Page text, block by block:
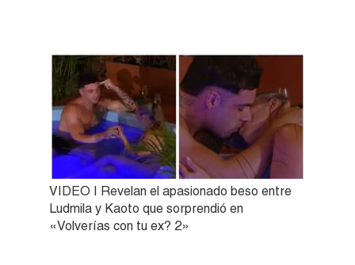
VIDEO | Revelan el apasionado beso entre
Ludmila y Kaoto que sorprendió en
«Volverías con tu ex? 2»